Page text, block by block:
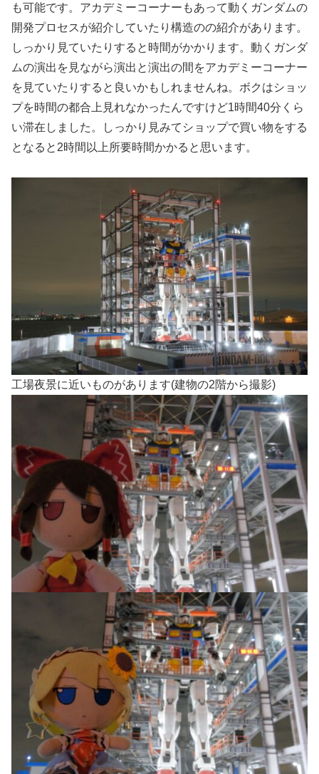
も可能です。アカデミーコーナーもあって動くガンダムの
開発プロセスが紹介していたり構造のの紹介があります。
しっかり見ていたりすると時間がかかります。動くガンダ
ムの演出を見ながら演出と演出の間をアカデミーコーナー
を見ていたりすると良いかもしれませんね。ボクはショッ
プを時間の都合上見れなかったんですけど1時間40分くら
い滞在しました。しっかり見みてショップで買い物をする
となると2時間以上所要時間かかると思います。
工場夜景に近いものがあります(建物の2階から撮影)